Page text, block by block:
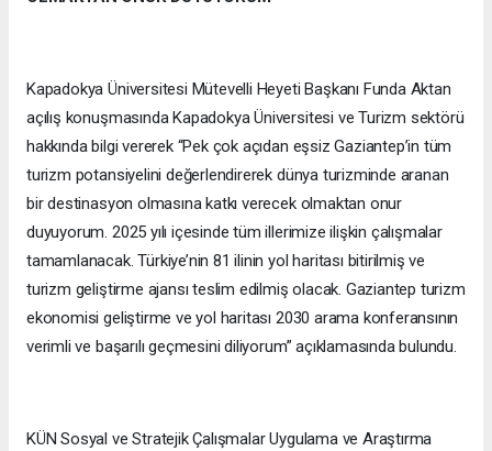
Kapadokya Üniversitesi Mütevelli Heyeti Başkanı Funda Aktan
açılış konuşmasında Kapadokya Üniversitesi ve Turizm sektörü
hakkında bilgi vererek “Pek çok açıdan eşsiz Gaziantep’in tüm
turizm potansiyelini değerlendirerek dünya turizminde aranan
bir destinasyon olmasına katkı verecek olmaktan onur
duyuyorum. 2025 yılı içesinde tüm illerimize ilişkin çalışmalar
tamamlanacak. Türkiye’nin 81 ilinin yol haritası bitirilmiş ve
turizm geliştirme ajansı teslim edilmiş olacak. Gaziantep turizm
ekonomisi geliştirme ve yol haritası 2030 arama konferansının
verimli ve başarılı geçmesini diliyorum” açıklamasında bulundu.
KÜN Sosyal ve Stratejik Çalışmalar Uygulama ve Araştırma